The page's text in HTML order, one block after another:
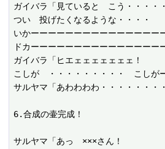
ガイバラ「見ていると　こう・・・・
つい　投げたくなるような・・・・
いかーーーーーーーーーーーーーーー
ドカーーーーーーーーーーーーーーー
ガイバラ「ヒエェェェェェェェ！
こしが　・・・・・・・・・　こしが
サルヤマ「あわわわわ・・・・・・・
6.合成の壷完成！
サルヤマ「あっ　×××さん！